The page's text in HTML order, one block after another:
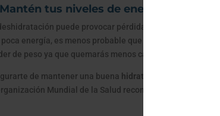
tus niveles de energía
puede provocar pérdida de energía y
poca energía, es menos probable que estés físicamente
de peso ya que quemarás menos calorías.
de mantener una buena hidratación puede
Mundial de la Salud recomienda beber
un